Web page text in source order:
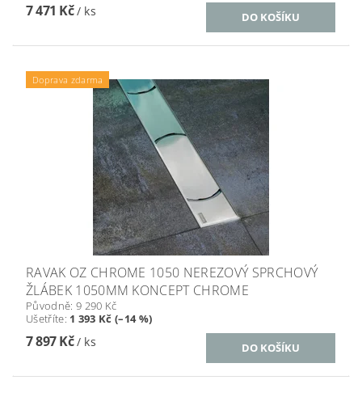
7 471 Kč/ ks
Doprava zdarma
RAVAK OZ CHROME 1050 NEREZOVÝ SPRCHOVÝ
ŽLÁBEK 1050MM KONCEPT CHROME
Původně: 9 290 Kč
Ušetříte: 1 393 Kč (–14 %)
7 897 Kč/ ks